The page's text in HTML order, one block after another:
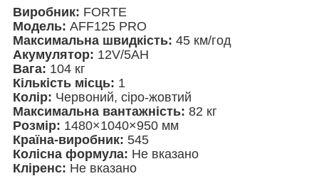
Виробник: FORTE
Модель: AFF125 PRO
Максимальна швидкість: 45 км/год
Акумулятор: 12V/5AH
Вага: 104 кг
Кількість місць: 1
Колір: Червоний, сіро-жовтий
Максимальна вантажність: 82 кг
Розмір: 1480×1040×950 мм
Країна-виробник: 545
Колісна формула: Не вказано
Кліренс: Не вказано